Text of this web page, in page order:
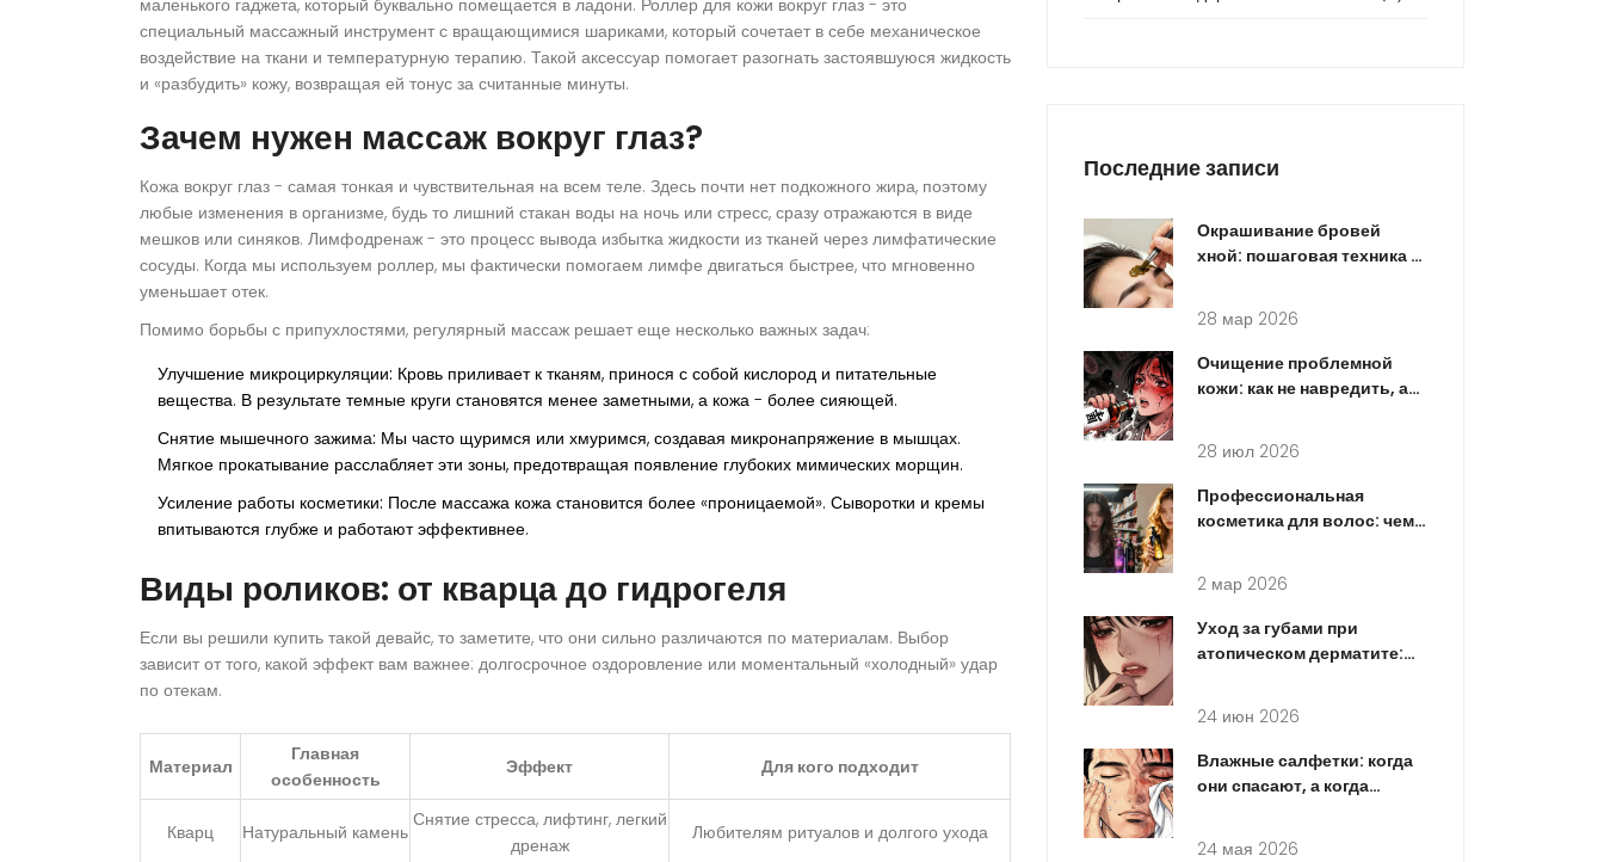
специальный массажный инструмент с вращающимися шариками, который сочетает в себе механическое
воздействие на ткани и температурную терапию. Такой аксессуар помогает разогнать застоявшуюся жидкость
и «разбудить» кожу, возвращая ей тонус за считанные минуты.
Зачем нужен массаж вокруг глаз?
Кожа вокруг глаз - самая тонкая и чувствительная на всем теле. Здесь почти нет подкожного жира, поэтому
любые изменения в организме, будь то лишний стакан воды на ночь или стресс, сразу отражаются в виде
мешков или синяков. Лимфодренаж - это процесс вывода избытка жидкости из тканей через лимфатические
сосуды. Когда мы используем роллер, мы фактически помогаем лимфе двигаться быстрее, что мгновенно
уменьшает отек.
Помимо борьбы с припухлостями, регулярный массаж решает еще несколько важных задач:
Улучшение микроциркуляции: Кровь приливает к тканям, принося с собой кислород и питательные
вещества. В результате темные круги становятся менее заметными, а кожа - более сияющей.
Снятие мышечного зажима: Мы часто щуримся или хмуримся, создавая микронапряжение в мышцах.
Мягкое прокатывание расслабляет эти зоны, предотвращая появление глубоких мимических морщин.
Усиление работы косметики: После массажа кожа становится более «проницаемой». Сыворотки и кремы
впитываются глубже и работают эффективнее.
Виды роликов: от кварца до гидрогеля
Если вы решили купить такой девайс, то заметите, что они сильно различаются по материалам. Выбор
зависит от того, какой эффект вам важнее: долгосрочное оздоровление или моментальный «холодный» удар
по отекам.
Материал
Главная
особенность
Эффект Для кого подходит
Кварц Натуральный камень
Снятие стресса, лифтинг, легкий
дренаж
Любителям ритуалов и долгого ухода
Последние записи
Окрашивание бровей
хной: пошаговая техника и
процедуры в 2026 году
28 мар 2026
Очищение проблемной
кожи: как не навредить, а
средствам
28 июл 2026
Профессиональная
косметика для волос: чем
маркета
2 мар 2026
Уход за губами при
атопическом дерматите:
правила
24 июн 2026
Влажные салфетки: когда
они спасают, а когда
24 мая 2026